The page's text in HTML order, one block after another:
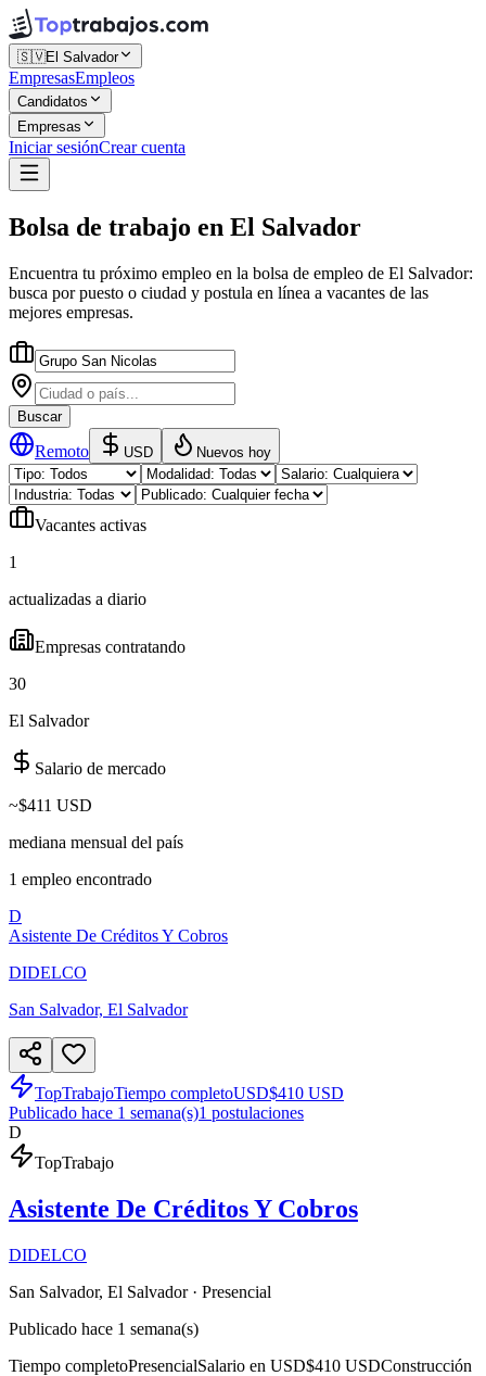
🇸🇻El Salvador
EmpresasEmpleos
Candidatos
Empresas
Iniciar sesiónCrear cuenta
Bolsa de trabajo en El Salvador
Encuentra tu próximo empleo en la bolsa de empleo de El Salvador:
busca por puesto o ciudad y postula en línea a vacantes de las
mejores empresas.
Buscar
Remoto USD Nuevos hoy
Vacantes activas
1
actualizadas a diario
Empresas contratando
30
El Salvador
Salario de mercado
~$411 USD
mediana mensual del país
1 empleo encontrado
D
Asistente De Créditos Y Cobros
DIDELCO
San Salvador, El Salvador
TopTrabajoTiempo completoUSD$410 USD
Publicado hace 1 semana(s)1 postulaciones
D
TopTrabajo
Asistente De Créditos Y Cobros
DIDELCO
San Salvador, El Salvador· Presencial
Publicado hace 1 semana(s)
Tiempo completoPresencialSalario en USD$410 USDConstrucción